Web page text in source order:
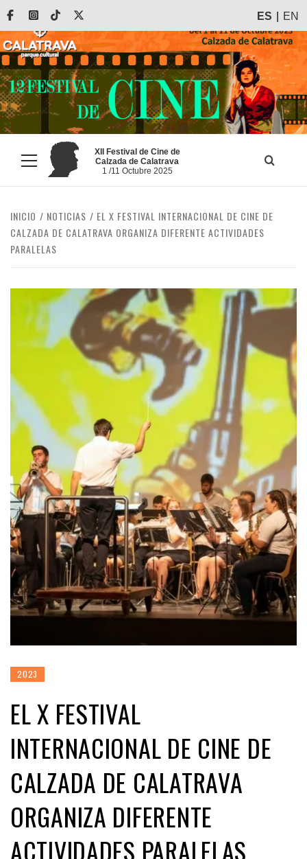
Saltar
contenido
FacebookInstagram
Tiktok ES EN
Menú
principal
XII Festival de Cine de
Calzada de Calatrava
1 /11 Octubre 2025
INICIO NOTICIAS
EL X FESTIVAL INTERNACIONAL DE CINE DE
CALZADA DE CALATRAVA ORGANIZA DIFERENTE ACTIVIDADES
PARALELAS
2023
EL X FESTIVAL
INTERNACIONAL DE CINE DE
CALZADA DE CALATRAVA
ORGANIZA DIFERENTE
ACTIVIDADES PARALELAS